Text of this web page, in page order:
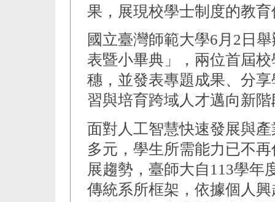
果，展現校學士制度的教育
國立臺灣師範大學6月2日
表暨小畢典」，兩位首屆
穗，並發表專題成果、分
習與培育跨域人才邁向新階
面對人工智慧快速發展與
多元，學生所需能力已不
展趨勢，臺師大自113學年
傳統系所框架，依據個人